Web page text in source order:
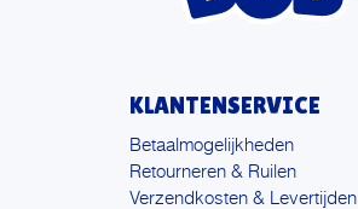
KLANTENSERVICE
Betaalmogelijkheden
Retourneren & Ruilen
Verzendkosten & Levertijden